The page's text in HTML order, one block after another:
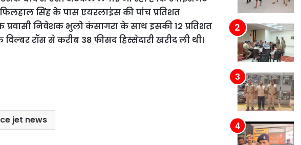
सिंह के पास एयरलाइंस की पांच प्रतिशत
निवेशक भुलो कंसागरा के साथ इसकी 12 प्रतिशत
रॉस से करीब 38 फीसद हिस्सेदारी खरीद ली थी।
jet news